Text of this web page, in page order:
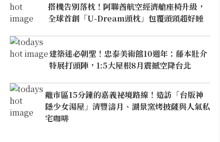
搭機告別落枕！阿聯酋航空經濟艙座椅升級，
全球首創「U-Dream頭枕」包覆頭頸超好睡
建築迷必朝聖！忠泰美術館10週年：藤本壯介
特展打頭陣，1:5大屋根8月震撼空降台北
離市區15分鐘的嘉義祕境路線！造訪「台版神
隱少女湯屋」清豐濤月、湖景窯烤披薩與人氣私
宅咖啡